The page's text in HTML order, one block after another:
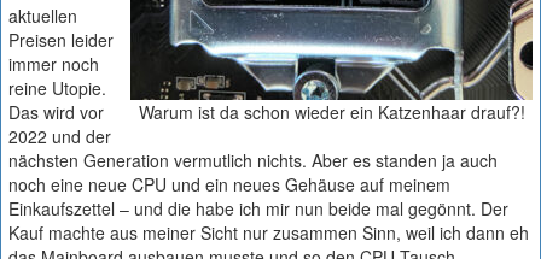
Warum ist da schon wieder ein Katzenhaar drauf?!
aktuellen
Preisen leider
immer noch
reine Utopie.
Das wird vor
2022 und der
nächsten Generation vermutlich nichts. Aber es standen ja auch
noch eine neue CPU und ein neues Gehäuse auf meinem
Einkaufszettel – und die habe ich mir nun beide mal gegönnt. Der
Kauf machte aus meiner Sicht nur zusammen Sinn, weil ich dann eh